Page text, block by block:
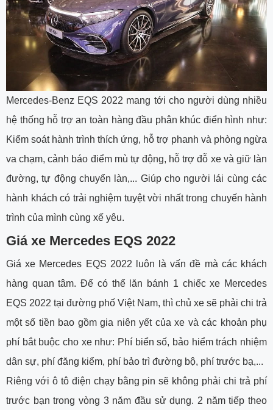
Mercedes-Benz EQS 2022 mang tới cho người dùng nhiều
hệ thống hỗ trợ an toàn hàng đầu phân khúc điển hình như:
Kiểm soát hành trình thích ứng, hỗ trợ phanh và phòng ngừa
va chạm, cảnh báo điểm mù tự động, hỗ trợ đỗ xe và giữ làn
đường, tự động chuyển làn,... Giúp cho người lái cùng các
hành khách có trải nghiệm tuyệt vời nhất trong chuyến hành
trình của mình cùng xế yêu.
Giá xe Mercedes EQS 2022
Giá xe Mercedes EQS 2022 luôn là vấn đề mà các khách
hàng quan tâm. Để có thể lăn bánh 1 chiếc xe Mercedes
EQS 2022 tại đường phố Việt Nam, thì chủ xe sẽ phải chi trả
một số tiền bao gồm gia niên yết của xe và các khoản phụ
phí bắt buộc cho xe như: Phí biển số, bảo hiểm trách nhiệm
dân sự, phí đăng kiểm, phí bảo trì đường bộ, phí trước bạ,...
Riêng với ô tô điện chạy bằng pin sẽ không phải chi trả phí
trước bạn trong vòng 3 năm đầu sử dụng. 2 năm tiếp theo